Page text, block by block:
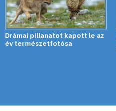
Drámai pillanatot kapott le az
év természetfotósa